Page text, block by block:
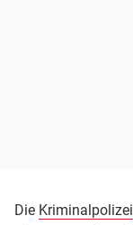
Die Kriminalpolizei